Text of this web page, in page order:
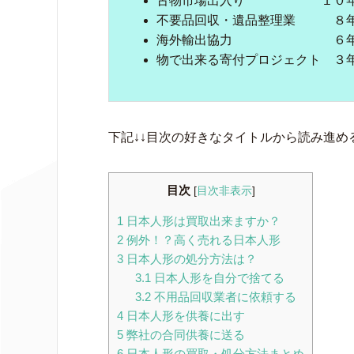
不要品回収・遺品整理業 ８
海外輸出協力 ６
物で出来る寄付プロジェクト ３
下記↓↓目次の好きなタイトルから読み進め
目次 [目次非表示]
1 日本人形は買取出来ますか？
2 例外！？高く売れる日本人形
3 日本人形の処分方法は？
3.1 日本人形を自分で捨てる
3.2不用品回収業者に依頼する
4 日本人形を供養に出す
5 弊社の合同供養に送る